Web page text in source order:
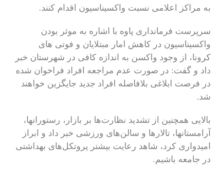
به مراکز اعلامی نسبت واکسیناسیون اقدام کنند.
سرپرست فرمانداری پاوه با اشاره به موثر بودن
واکسیناسیون در کاهش امار مبتلایان و فوتی های
کرونا، از وجود واکسن به اندازه کافی در شهرستان خبر
داد و گفت: در صورت عدم مراجعه افراد فراخوان شده
در فرصت ابلاغی بلافاصله افراد جدید جایگزین خواهند
شد.
بالایی همچنین از تشدید نظارت‌ها بر بازار، رستورانها،
آرامستانها، تالارها و سالن‌های ورزشی خبر داد و ابراز
امیدواری کرد، شاهد رعایت بیشتر پروتکل‌های بهداشتی
در جامعه باشیم.